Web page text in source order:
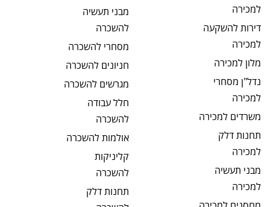
למכירה
דירות להשקעה
למכירה
מלון למכירה
נדל"ן מסחרי
למכירה
משרדים למכירה
תחנות דלק
למכירה
מבני תעשיה
למכירה
מבני תעשיה
להשכרה
מסחרי להשכרה
חניונים להשכרה
מגרשים להשכרה
חלל עבודה
להשכרה
אולמותלהשכרה
קליניקות
להשכרה
תחנות דלק